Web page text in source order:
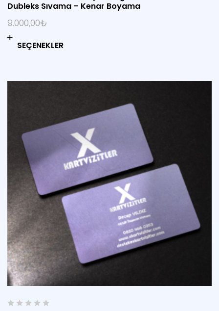
SEÇENEKLER
o
u
t
o
f
Dubleks Sıvama – Kenar Boyama
9.000,00₺